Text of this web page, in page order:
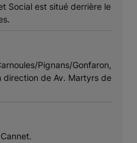
Social est situé derrière le
Pignans/Gonfaron,
direction de Av. Martyrs de